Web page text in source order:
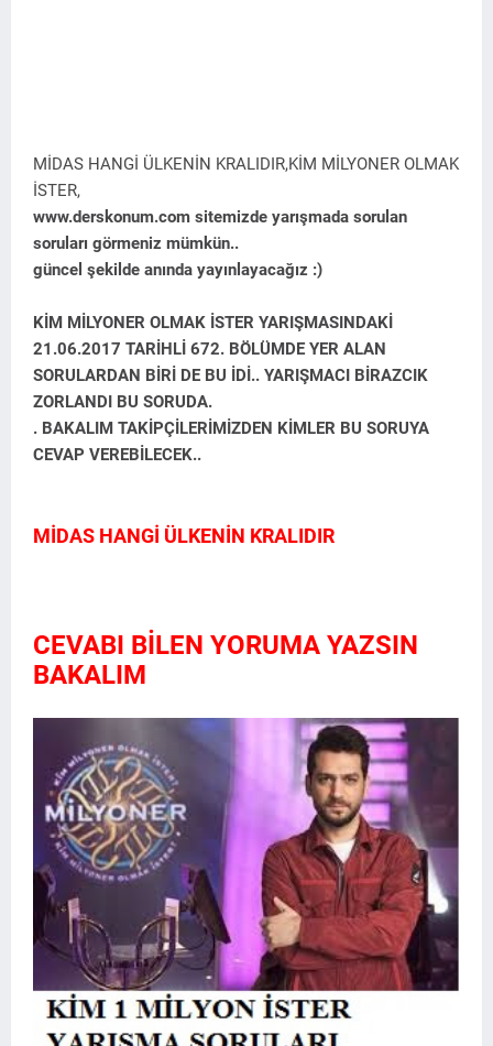
MİDAS HANGİ ÜLKENİN KRALIDIR,KİM MİLYONER OLMAK
İSTER,
www.derskonum.com sitemizde yarışmada sorulan
soruları görmeniz mümkün..
güncel şekilde anında yayınlayacağız :)
KİM MİLYONER OLMAK İSTER YARIŞMASINDAKİ
21.06.2017 TARİHLİ 672. BÖLÜMDE YER ALAN
SORULARDAN BİRİ DE BU İDİ.. YARIŞMACI BİRAZCIK
ZORLANDI BU SORUDA.
. BAKALIM TAKİPÇİLERİMİZDEN KİMLER BU SORUYA
CEVAP VEREBİLECEK..
MİDAS HANGİ ÜLKENİN KRALIDIR
CEVABI BİLEN YORUMA YAZSIN
BAKALIM